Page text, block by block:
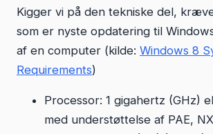
Kigger vi på den tekniske del,
som er nyste opdatering til
af en computer (kilde: Windows 8
Requirements)
Processor: 1 gigahertz (GHz)
med understøttelse af PAE,